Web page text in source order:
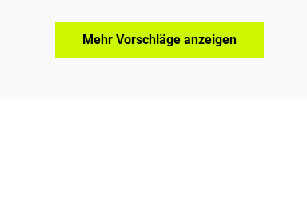
Mehr Vorschläge anzeigen